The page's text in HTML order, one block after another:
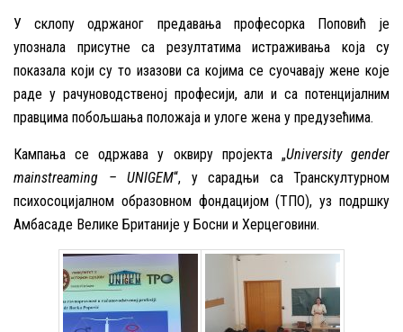
У склопу одржаног предавања професорка Поповић је
упознала присутне са резултатима истраживања која су
показала који су то изазови са којима се суочавају жене које
раде у рачуноводственој професији, али и са потенцијалним
правцима побољшања положаја и улоге жена у предузећима.
Кампања се одржава у оквиру пројекта „University gender
mainstreaming – UNIGEM“, у сарадњи са Транскултурном
психосоцијалном образовном фондацијом (ТПО), уз подршку
Амбасаде Велике Британије у Босни и Херцеговини.